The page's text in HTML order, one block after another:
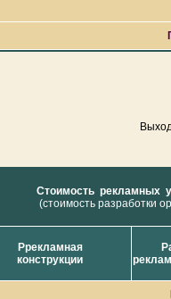
Стоимость рекламных
(стоимость разработки
Ррекламная
конструкции